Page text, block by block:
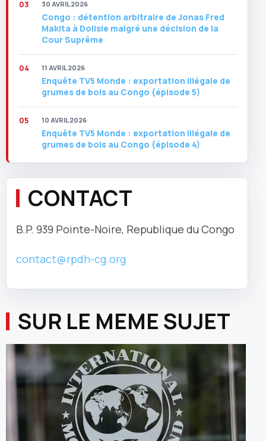
30 AVRIL 2026
Congo : détention arbitraire de Jonas Fred
Makita à Dolisie malgré une décision de la
Cour Suprême
11 AVRIL 2026
Enquête TV5 Monde : exportation illégale de
grumes de bois au Congo (épisode 5)
10 AVRIL 2026
Enquête TV5 Monde : exportation illégale de
grumes de bois au Congo (épisode 4)
CONTACT
B.P. 939 Pointe-Noire, Republique du Congo
contact@rpdh-cg.org
SUR LE MEME SUJET